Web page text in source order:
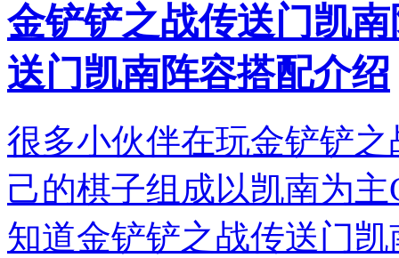
金铲铲之战传送门凯
送门凯南阵容搭配介绍
很多小伙伴在玩金铲铲
己的棋子组成以凯南为
知道金铲铲之战传送门